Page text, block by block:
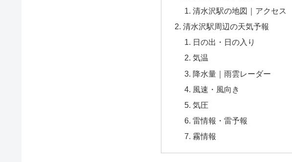
清水沢駅の地図｜アクセス
清水沢駅周辺の天気予報
日の出・日の入り
気温
降水量｜雨雲レーダー
風速・風向き
気圧
雷情報・雷予報
霧情報